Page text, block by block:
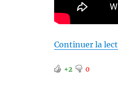
Continuer la
+2 0